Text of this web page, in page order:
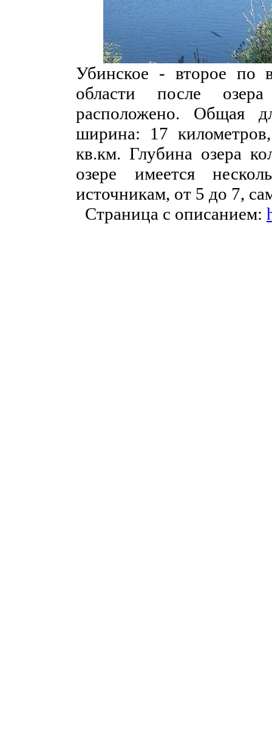
Убинское - второе по
области после
расположено. Общая
ширина: 17
кв.км. Глубина озера
озере имеется
источникам, от 5 до 7,
Страница с описанием: